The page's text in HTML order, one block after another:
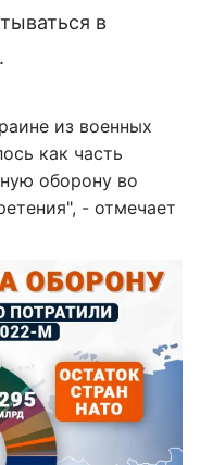
в
из военных
как часть
оборону во
- отмечает